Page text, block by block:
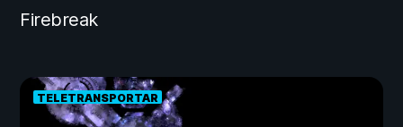
Firebreak
TELETRANSPORTAR